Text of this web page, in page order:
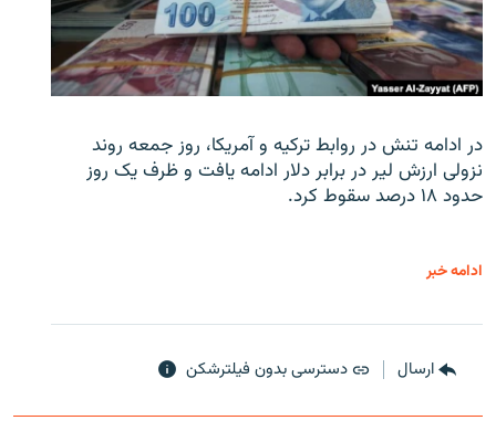
در ادامه تنش در روابط ترکیه و آمریکا، روز جمعه روند
نزولی ارزش لیر در برابر دلار ادامه یافت و ظرف یک روز
حدود ۱۸ درصد سقوط کرد.
ادامه خبر
ارسال دسترسی بدون فیلترشکن